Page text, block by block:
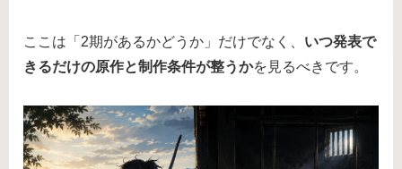
ここは「2期があるかどうか」だけでなく、 いつ発表で
きるだけの原作と制作条件が整うかを見るべきです。